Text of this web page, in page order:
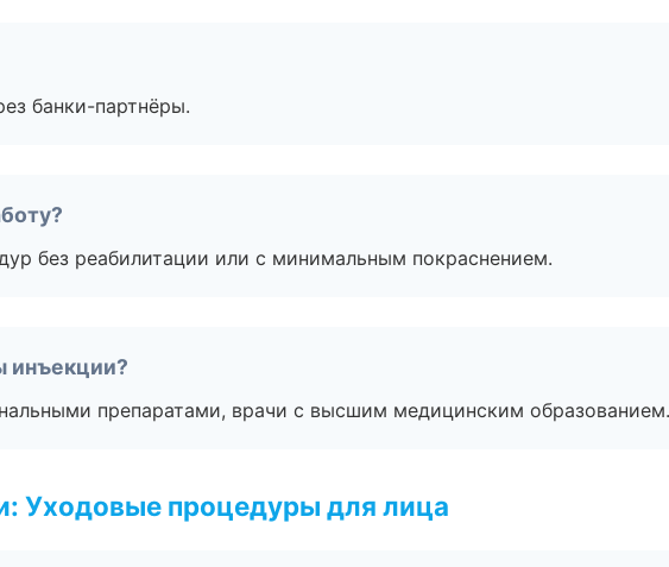
банки-партнёры.
без реабилитации или с минимальным покраснением.
инъекции?
препаратами, врачи с высшим медицинским образованием.
Уходовые процедуры для лица